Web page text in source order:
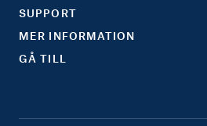
SUPPORT
MER INFORMATION
GÅ TILL